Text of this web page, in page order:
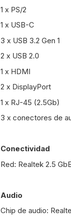
1 x PS/2
1 x USB-C
3 x USB 3.2 Gen 1
2 x USB 2.0
1 x HDMI
2 x DisplayPort
1 x RJ-45 (2.5Gb)
3 x conectores de
Conectividad
Red: Realtek 2.5
Audio
Chip de audio: